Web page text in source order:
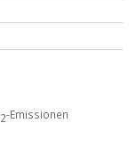
2-Emissionen